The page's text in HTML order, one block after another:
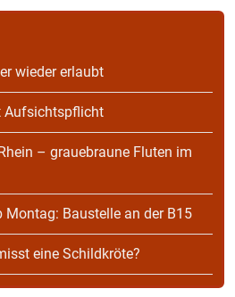
wieder erlaubt
Aufsichtspflicht
– grauebraune Fluten im
Montag: Baustelle an der B15
eine Schildkröte?